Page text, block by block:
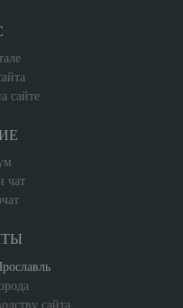
сайте
чат
сайта